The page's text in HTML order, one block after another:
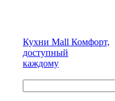
Кухни Mall Комфорт,
доступный
каждому